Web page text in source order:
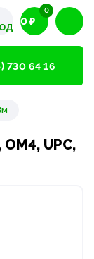
0 ₽
0
730 64 16
UPC,